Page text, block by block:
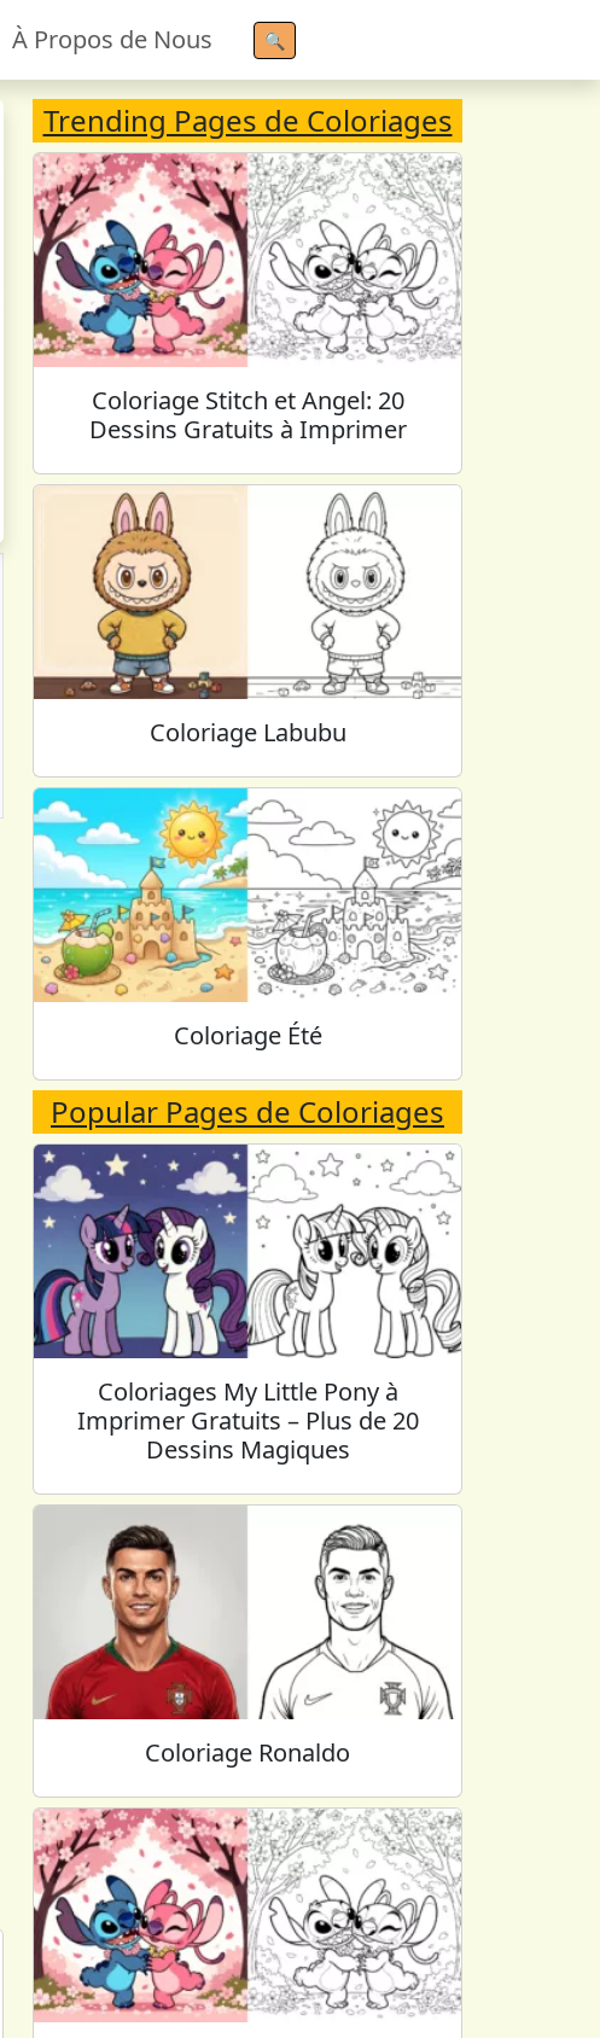
À Propos de Nous 🔍
Trending Pages de Coloriages
Coloriage Stitch et Angel: 20
Dessins Gratuits à Imprimer
Coloriage Labubu
Coloriage Été
Popular Pages de Coloriages
Coloriages My Little Pony à
Imprimer Gratuits – Plus de 20
Dessins Magiques
Coloriage Ronaldo